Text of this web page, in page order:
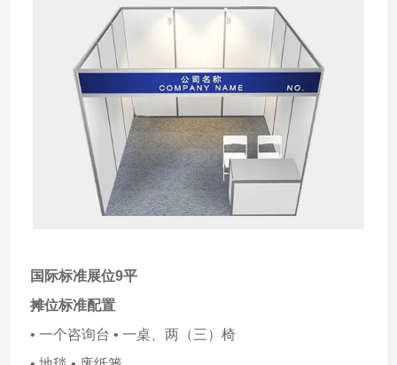
国际标准展位9平
摊位标准配置
• 一个咨询台 • 一桌、两（三）椅